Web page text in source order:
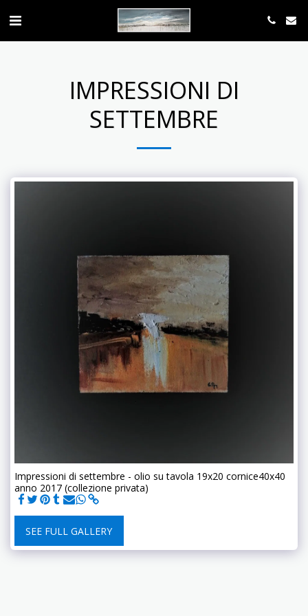
IMPRESSIONI DI
SETTEMBRE
Impressioni di settembre - olio su tavola 19x20 cornice40x40
anno 2017 (collezione privata)
SEE FULL GALLERY